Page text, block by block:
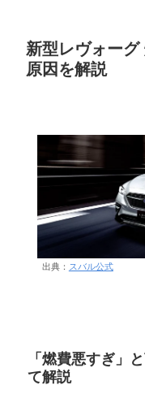
新型レヴォーグ
原因を解説
出典： スバル公式
「燃費悪すぎ」
て解説